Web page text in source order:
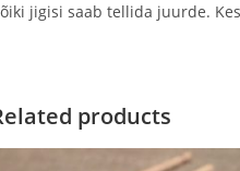
jigisi saab tellida juurde.
products